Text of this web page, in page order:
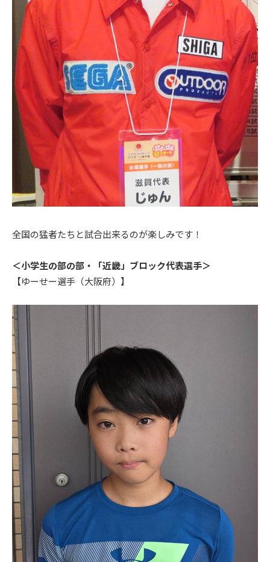
全国の猛者たちと試合出来るのが楽しみです！
＜小学生の部の部・「近畿」ブロック代表選手＞
【ゆーせー選手（大阪府）】